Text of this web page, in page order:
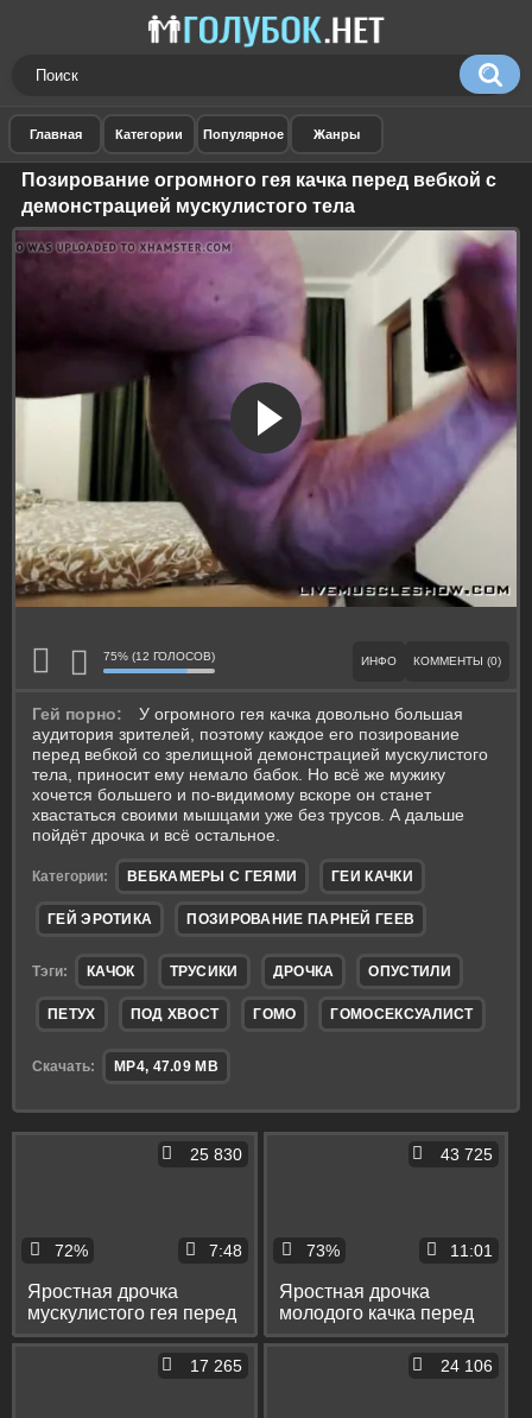
Позирование огромного гея качка перед вебкой с
демонстрацией мускулистого тела
75% (12 ГОЛОСОВ) ИНФО КОММЕНТЫ (0)
Гей порно:
У огромного гея качка довольно большая
аудитория зрителей, поэтому каждое его позирование
перед вебкой со зрелищной демонстрацией мускулистого
тела, приносит ему немало бабок. Но всё же мужику
хочется большего и по-видимому вскоре он станет
хвастаться своими мышцами уже без трусов. А дальше
пойдёт дрочка и всё остальное.
Категории: ВЕБКАМЕРЫ С ГЕЯМИ ГЕИ КАЧКИ
ГЕЙ ЭРОТИКА ПОЗИРОВАНИЕ ПАРНЕЙ ГЕЕВ
Тэги: КАЧОК ТРУСИКИ ДРОЧКА ОПУСТИЛИ
ПЕТУХ ПОД ХВОСТ ГОМО ГОМОСЕКСУАЛИСТ
Скачать: MP4, 47.09 MB
72%
25 830
7:48
Яростная дрочка
мускулистого гея перед
вебкой с бурным
73%
43 725
11:01
Яростная дрочка
молодого качка перед
зеркалом и на кровати
17 265 24 106